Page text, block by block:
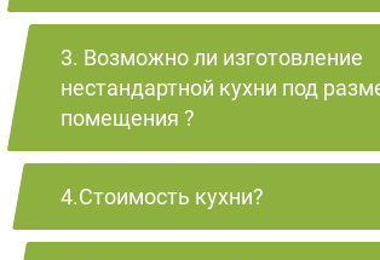
3. Возможно ли изготовление
нестандартной кухни под
помещения ?
4.Стоимость кухни?